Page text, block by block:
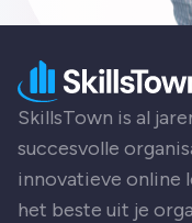
SkillsTown is al
succesvolle
innovatieve online
het beste uit je